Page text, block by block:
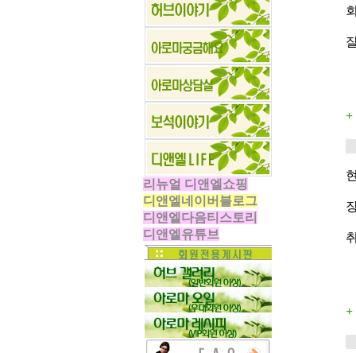
리뉴얼 디앤엘쇼핑
디앤엘네이버블로그
디앤엘다음티스토리
디앤엘유튜브
+
+